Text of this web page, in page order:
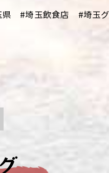
#埼玉飲食店 #埼玉